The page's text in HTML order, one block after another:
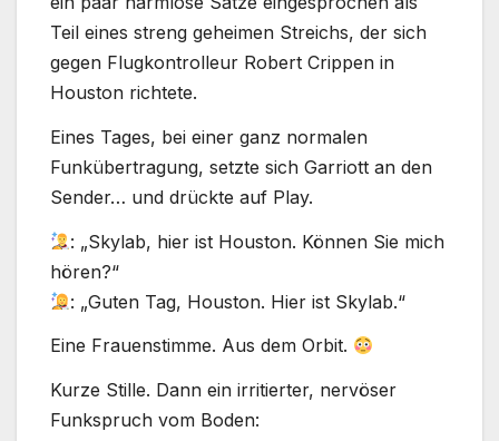
Teil eines streng geheimen Streichs, der sich
gegen Flugkontrolleur Robert Crippen in
Houston richtete.
Eines Tages, bei einer ganz normalen
Funkübertragung, setzte sich Garriott an den
Sender… und drückte auf Play.
: „Skylab, hier ist Houston. Können Sie mich
hören?“
: „Guten Tag, Houston. Hier ist Skylab.“
Eine Frauenstimme. Aus dem Orbit.
Kurze Stille. Dann ein irritierter, nervöser
Funkspruch vom Boden: